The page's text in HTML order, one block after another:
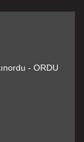
- ORDU